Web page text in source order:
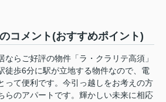
コメント(おすすめポイント)
ならご好評の物件「ラ・クラリテ高須」
徒歩6分に駅が立地する物件なので、電
って便利です。今引っ越しをお考えの方
らのアパートです。輝かしい未来に相応